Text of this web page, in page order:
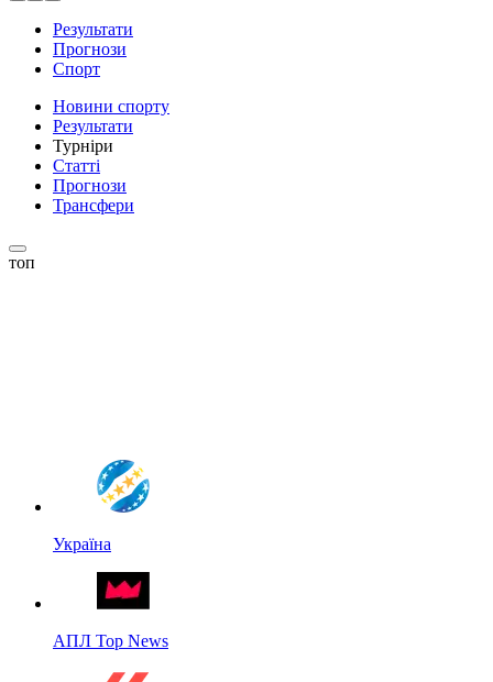
Результати
Прогнози
Спорт
Новини спорту
Результати
Турніри
Статті
Прогнози
Трансфери
топ
Україна
АПЛ Top News